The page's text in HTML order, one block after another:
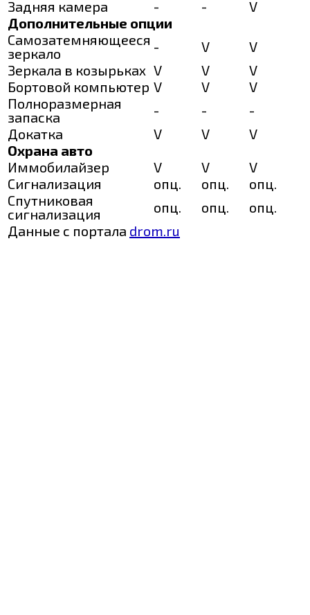
Задняя камера
- -
V
Дополнительные опции
Самозатемняющееся
зеркало
- V
V
Зеркала в козырьках V V
V
Бортовой компьютер V V
V
Полноразмерная
запаска
- -
-
Докатка
V V
V
Охрана авто
Иммобилайзер
V V
V
Сигнализация
опц. опц.
опц.
Спутниковая
сигнализация
опц. опц.
опц.
Данные с портала drom.ru